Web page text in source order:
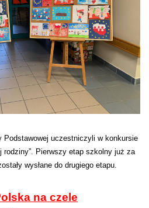
Podstawowej uczestniczyli w konkursie
rodziny”. Pierwszy etap szkolny już za
wysłane do drugiego etapu.
na czele